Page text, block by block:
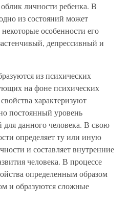
личности ребенка. В
из состояний может
особенности его
депрессивный и
из психических
на фоне психических
характеризуют
постоянный уровень
для данного человека. В свою
определяет ту или иную
и составляет внутренние
человека. В процессе
определенным образом
и образуются сложные